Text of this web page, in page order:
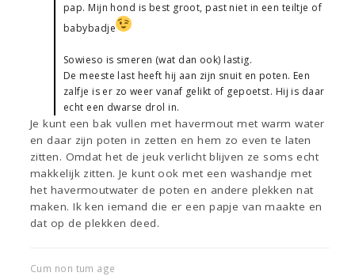
pap. Mijn hond is best groot, past niet in een teiltje of
babybadje
Sowieso is smeren (wat dan ook) lastig.
De meeste last heeft hij aan zijn snuit en poten. Een
zalfje is er zo weer vanaf gelikt of gepoetst. Hij is daar
echt een dwarse drol in.
Je kunt een bak vullen met havermout met warm water
en daar zijn poten in zetten en hem zo even te laten
zitten. Omdat het de jeuk verlicht blijven ze soms echt
makkelijk zitten. Je kunt ook met een washandje met
het havermoutwater de poten en andere plekken nat
maken. Ik ken iemand die er een papje van maakte en
dat op de plekken deed.
Cum non tum age